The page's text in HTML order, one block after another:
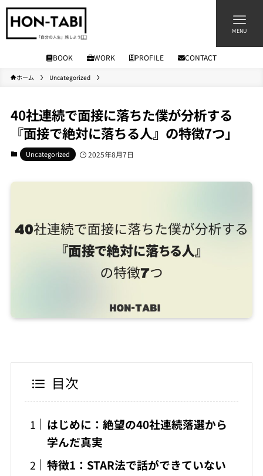
MENU
BOOK WORK PROFILE CONTACT
ホーム Uncategorized
40社連続で面接に落ちた僕が分析する
『面接で絶対に落ちる人』の特徴7つ」
Uncategorized 2025年8月7日
目次
はじめに：絶望の40社連続落選から
学んだ真実
特徴1：STAR法で話ができていない